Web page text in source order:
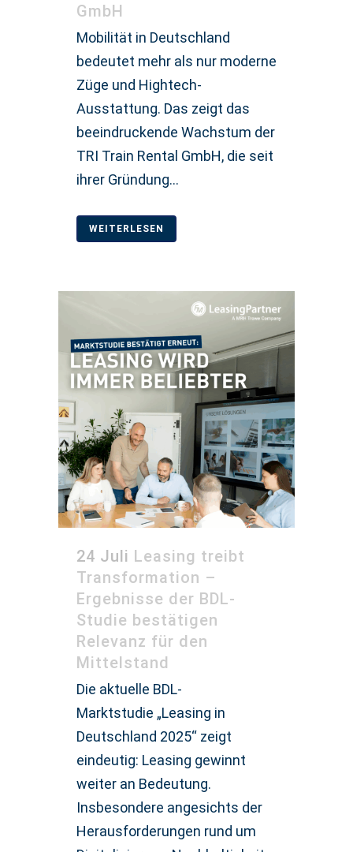
GmbH
Mobilität in Deutschland
bedeutet mehr als nur moderne
Züge und Hightech-
Ausstattung. Das zeigt das
beeindruckende Wachstum der
TRI Train Rental GmbH, die seit
ihrer Gründung...
WEITERLESEN
24 Juli Leasing treibt
Transformation –
Ergebnisse der BDL-
Studie bestätigen
Relevanz für den
Mittelstand
Die aktuelle BDL-
Marktstudie „Leasing in
Deutschland 2025“ zeigt
eindeutig: Leasing gewinnt
weiter an Bedeutung.
Insbesondere angesichts der
Herausforderungen rund um